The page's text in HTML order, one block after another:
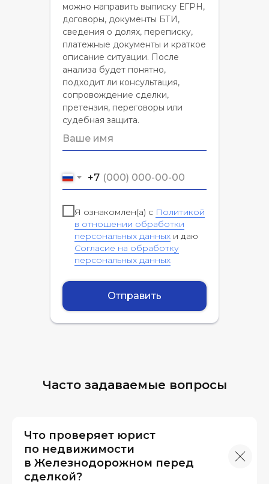
можно направить выписку ЕГРН,
договоры, документы БТИ,
сведения о долях, переписку,
платежные документы и краткое
описание ситуации. После
анализа будет понятно,
подходит ли консультация,
сопровождение сделки,
претензия, переговоры или
судебная защита.
+7
Я ознакомлен(а) с Политикой
в отношении обработки
персональных данных и даю
Согласие на обработку
персональных данных
Отправить
Часто задаваемые вопросы
Что проверяет юрист
по недвижимости
в Железнодорожном перед
сделкой?